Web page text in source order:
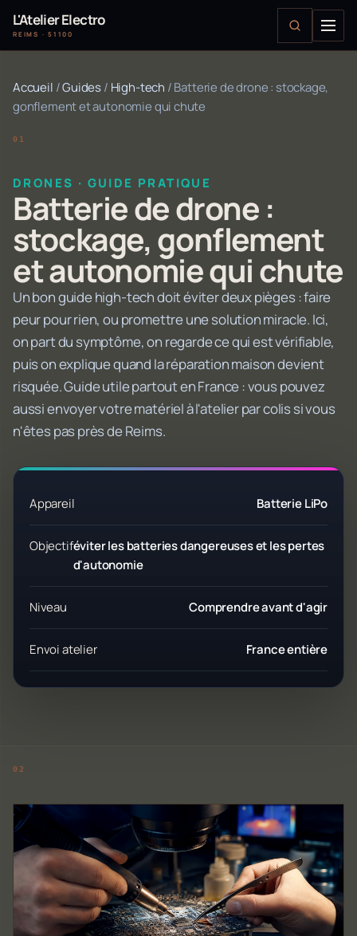
L'Atelier Electro
REIMS · 51100
Accueil /Guides/ High-tech /Batterie de drone : stockage,
gonflement et autonomie qui chute
DRONES · GUIDE PRATIQUE
Batterie de drone :
stockage, gonflement
et autonomie qui chute
Un bon guide high-tech doit éviter deux pièges : faire
peur pour rien, ou promettre une solution miracle. Ici,
on part du symptôme, on regarde ce qui est vérifiable,
puis on explique quand la réparation maison devient
risquée. Guide utile partout en France : vous pouvez
aussi envoyer votre matériel à l'atelier par colis si vous
n'êtes pas près de Reims.
Appareil Batterie LiPo
Objectiféviter les batteries dangereuses et les pertes
d'autonomie
Niveau Comprendre avant d'agir
Envoi atelier France entière